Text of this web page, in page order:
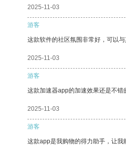
2025-11-03
游客
这款软件的社区氛围非常好，可以与
2025-11-03
游客
这款加速器app的加速效果还是不错
2025-11-03
游客
这款app是我购物的得力助手，让我